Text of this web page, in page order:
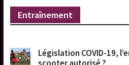
Entraînement
Législation COVID-19,